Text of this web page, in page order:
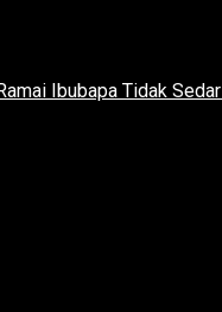
Ibubapa Tidak Sedar